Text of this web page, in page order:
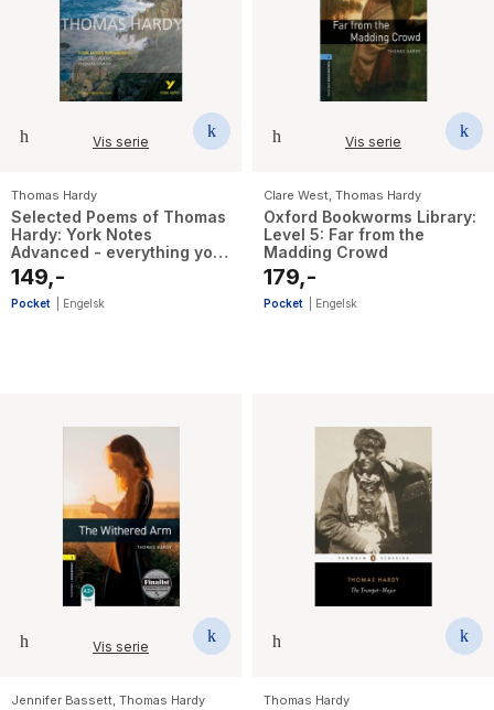
Vis serie
Thomas Hardy
Selected Poems of Thomas
Hardy: York Notes
Advanced - everything you
need to study and prepare
for t - York Notes Series
149,-
Pocket Engelsk
Vis serie
Clare West, Thomas Hardy
Oxford Bookworms Library:
Level 5: Far from the
Madding Crowd
179,-
Pocket Engelsk
Vis serie
Jennifer Bassett Thomas Hardy Thomas Hardy